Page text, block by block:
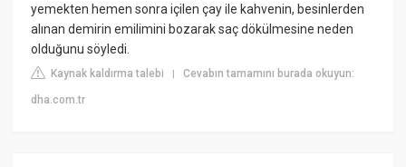
yemekten hemen sonra içilen çay ile kahvenin, besinlerden
alınan demirin emilimini bozarak saç dökülmesine neden
olduğunu söyledi.
Kaynak kaldırma talebi |Cevabın tamamını burada okuyun:
dha.com.tr